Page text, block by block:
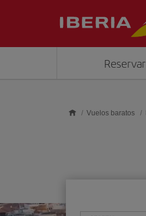
Reservar
Vuelos baratos